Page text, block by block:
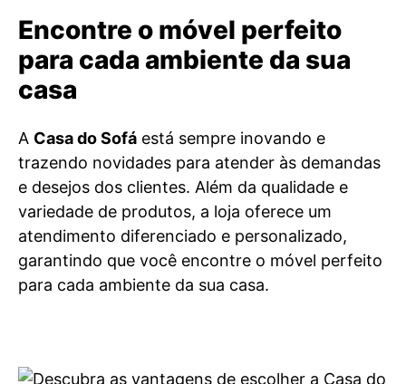
Encontre o móvel perfeito
para cada ambiente da sua
casa
A Casa do Sofá está sempre inovando e
trazendo novidades para atender às demandas
e desejos dos clientes. Além da qualidade e
variedade de produtos, a loja oferece um
atendimento diferenciado e personalizado,
garantindo que você encontre o móvel perfeito
para cada ambiente da sua casa.